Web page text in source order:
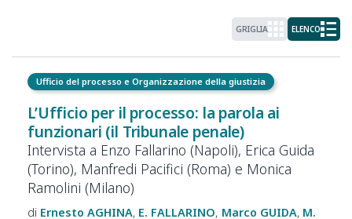
GRIGLIA ELENCO
Ufficio del processo e Organizzazione della giustizia
L’Ufficio per il processo: la parola ai
funzionari (il Tribunale penale)
Intervista a Enzo Fallarino (Napoli), Erica Guida
(Torino), Manfredi Pacifici (Roma) e Monica
Ramolini (Milano)
Ernesto AGHINA E. FALLARINO Marco GUIDA M.